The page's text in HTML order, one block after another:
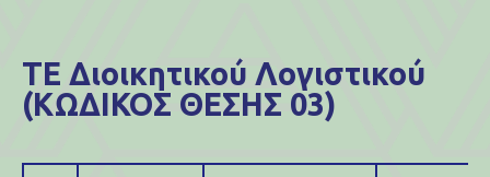
ΤΕ Διοικητικού Λογιστικού
(ΚΩΔΙΚΟΣ ΘΕΣΗΣ 03)